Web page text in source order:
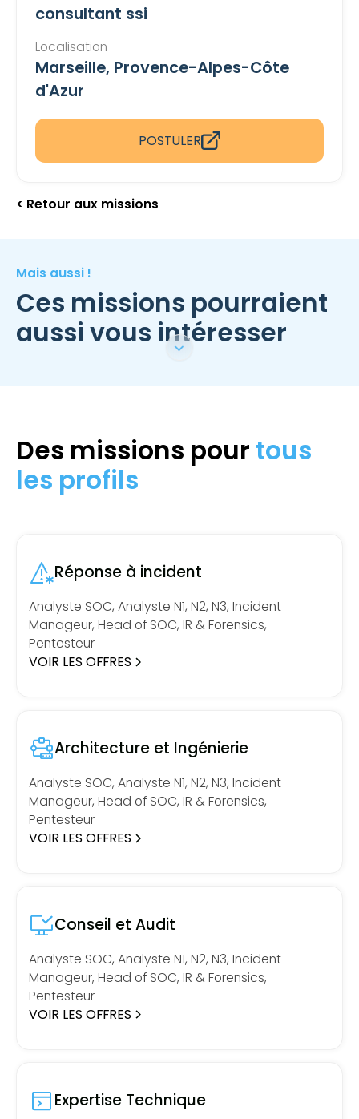
consultant ssi
Localisation
Marseille, Provence-Alpes-Côte
d'Azur
POSTULER
< Retour aux missions
Mais aussi !
Ces missions pourraient
aussi vous intéresser
Des missions pour tous
les profils
Réponse à incident
Analyste SOC, Analyste N1, N2, N3, Incident
Manageur, Head of SOC, IR & Forensics,
Pentesteur
VOIR LES OFFRES
Architecture et Ingénierie
Analyste SOC, Analyste N1, N2, N3, Incident
Manageur, Head of SOC, IR & Forensics,
Pentesteur
VOIR LES OFFRES
Conseil et Audit
Analyste SOC, Analyste N1, N2, N3, Incident
Manageur, Head of SOC, IR & Forensics,
Pentesteur
VOIR LES OFFRES
Expertise Technique